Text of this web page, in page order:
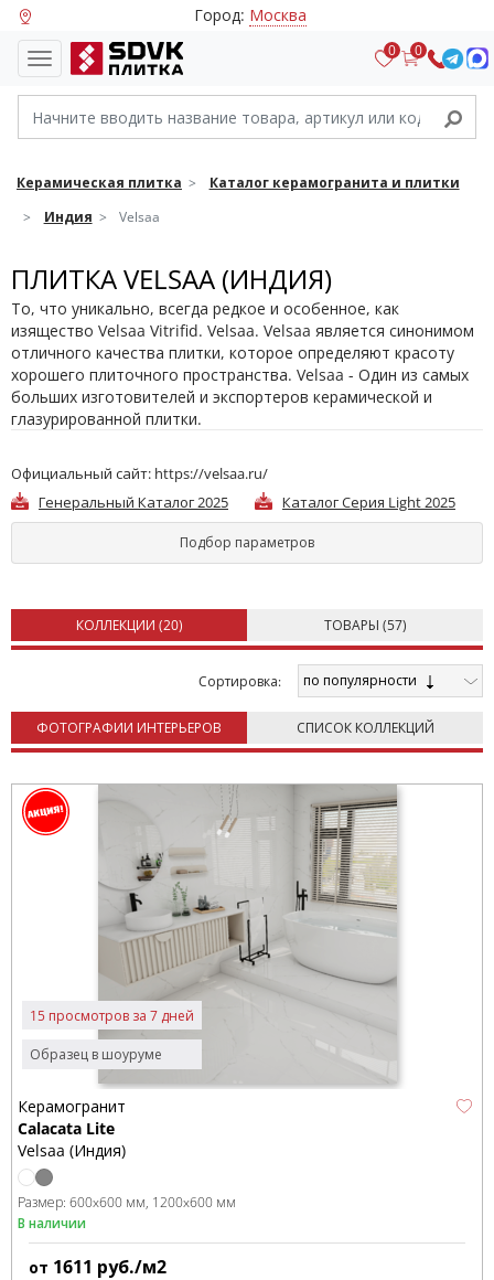
Город: Москва
0 0
Керамическая плитка
Каталог керамогранита и плитки
Индия
Velsaa
ПЛИТКА VELSAA (ИНДИЯ)
То, что уникально, всегда редкое и особенное, как
изящество Velsaa Vitrifid. Velsaa. Velsaa является синонимом
отличного качества плитки, которое определяют красоту
хорошего плиточного пространства. Velsaa - Один из самых
больших изготовителей и экспортеров керамической и
глазурированной плитки.
производством плитки, которая обеспечивает изящество,
стиль и качество. Наше высшее качество является
результатом передового производственного процесса 21-го
века, который включает в себя высококачественное
оборудование, процесс контроля качества, научные
Официальный сайт: https://velsaa.ru/
Генеральный Каталог 2025
Каталог Серия Light 2025
Подбор параметров
КОЛЛЕКЦИИ (20) ТОВАРЫ (57)
Cортировка: по популярности
ФОТОГРАФИИ ИНТЕРЬЕРОВ СПИСОК КОЛЛЕКЦИЙ
Образец в шоуруме
15 просмотров за 7 дней
Керамогранит
Calacata Lite
Velsaa (Индия)
Размер: 600x600 мм 1200x600 мм
В наличии
от 1611 руб./м2